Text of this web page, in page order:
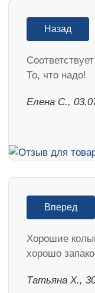
Назад
То, что надо!
Елена С.,
Вперед
Хорошие
хорошо
Татьяна Х.,